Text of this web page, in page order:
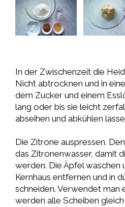
In der Zwischenzeit die
Nicht abtrocknen und in
dem Zucker und einem
lang oder bis sie leicht
abseihen und abkühlen
Die Zitrone auspressen.
das Zitronenwasser, damit
werden. Die Äpfel waschen
Kernhaus entfernen und in
schneiden. Verwendet man
werden alle Scheiben gleich